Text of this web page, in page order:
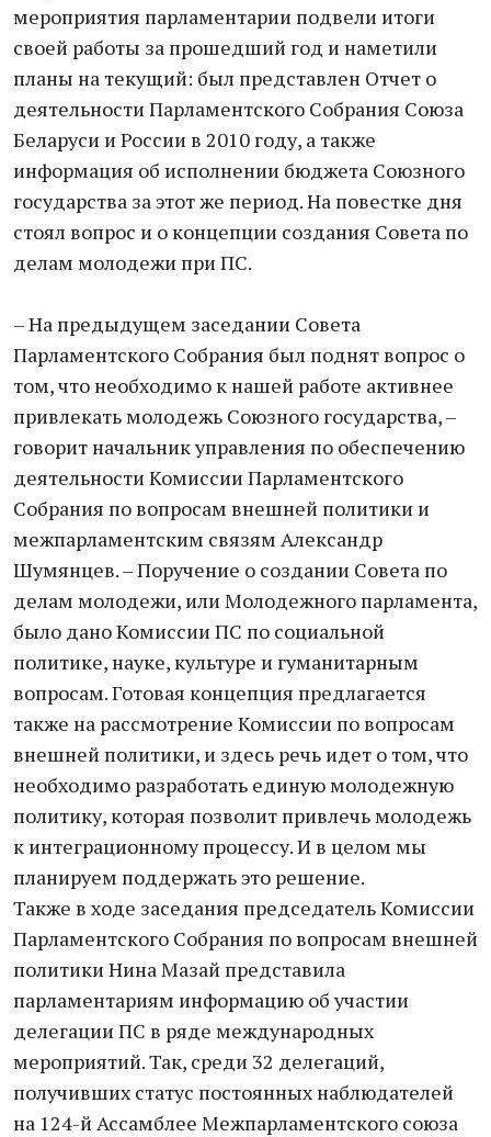
мероприятия парламентарии подвели итоги
своей работы за прошедший год и наметили
планы на текущий: был представлен Отчет о
деятельности Парламентского Собрания Союза
Беларуси и России в 2010 году, а также
информация об исполнении бюджета Союзного
государства за этот же период. На повестке дня
стоял вопрос и о концепции создания Совета по
делам молодежи при ПС.
– На предыдущем заседании Совета
Парламентского Собрания был поднят вопрос о
том, что необходимо к нашей работе активнее
привлекать молодежь Союзного государства, –
говорит начальник управления по обеспечению
деятельности Комиссии Парламентского
Собрания по вопросам внешней политики и
межпарламентским связям Александр
Шумянцев. – Поручение о создании Совета по
делам молодежи, или Молодежного парламента,
было дано Комиссии ПС по социальной
политике, науке, культуре и гуманитарным
вопросам. Готовая концепция предлагается
также на рассмотрение Комиссии по вопросам
внешней политики, и здесь речь идет о том, что
необходимо разработать единую молодежную
политику, которая позволит привлечь молодежь
к интеграционному процессу. И в целом мы
планируем поддержать это решение.
Также в ходе заседания председатель Комиссии
Парламентского Собрания по вопросам внешней
политики Нина Мазай представила
парламентариям информацию об участии
делегации ПС в ряде международных
мероприятий. Так, среди 32 делегаций,
получивших статус постоянных наблюдателей
на 124-й Ассамблее Межпарламентского союза